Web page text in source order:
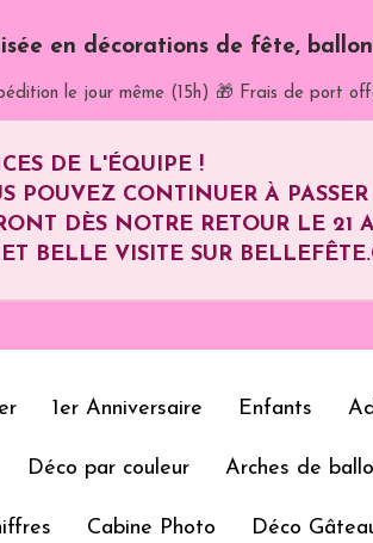
en décorations de fête,
le jour même (15h) 🎁 Frais de port
DE L'ÉQUIPE !
POUVEZ CONTINUER À
DÈS NOTRE RETOUR LE 21
BELLE VISITE SUR
1er Anniversaire Enfants
Déco par couleur Arches de
Cabine Photo Déco